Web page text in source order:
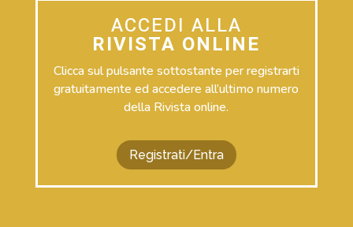
ACCEDI ALLA
RIVISTA ONLINE
Clicca sul pulsante sottostante per registrarti
gratuitamente ed accedere all’ultimo numero
della Rivista online.
Registrati/Entra